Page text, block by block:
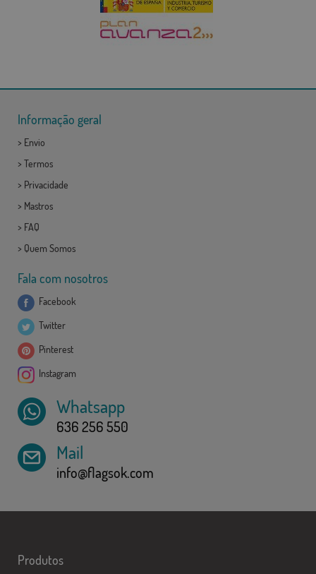
Informação geral
> Envio
> Termos
> Privacidade
> Mastros
> FAQ
> Quem Somos
Fala com nosotros
Facebook
Twitter
Pinterest
Instagram
Whatsapp
636 256 550
Mail
info@flagsok.com
Produtos